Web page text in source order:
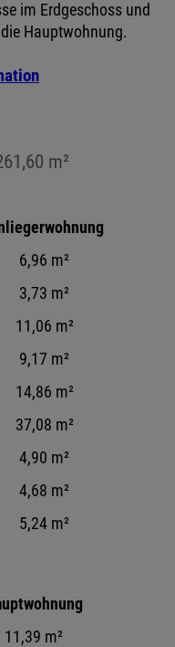
im Erdgeschoss und
Hauptwohnung.
m²
6,96 m²
3,73 m²
11,06 m²
9,17 m²
14,86 m²
37,08 m²
4,90 m²
4,68 m²
5,24 m²
11,39 m²